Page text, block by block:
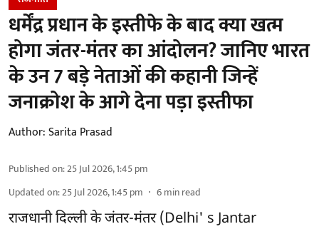
धर्मेंद्र प्रधान के इस्तीफे के बाद क्या खत्म
होगा जंतर-मंतर का आंदोलन? जानिए भारत
के उन 7 बड़े नेताओं की कहानी जिन्हें
जनाक्रोश के आगे देना पड़ा इस्तीफा
Author:Sarita Prasad
Published on:25 Jul 2026, 1:45 pm
Updated on:25 Jul 2026, 1:45 pm 6min read
राजधानी दिल्ली के जंतर-मंतर (Delhi' s Jantar